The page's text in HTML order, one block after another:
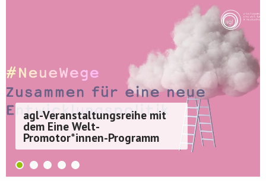
agl-Veranstaltungsreihe mit
dem Eine Welt-
Promotor*innen-Programm